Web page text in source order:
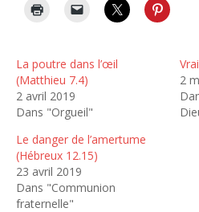
La poutre dans l’œil
(Matthieu 7.4)
2 avril 2019
Dans "Orgueil"
2
Le danger de l’amertume
(Hébreux 12.15)
23 avril 2019
Dans "Communion
fraternelle"